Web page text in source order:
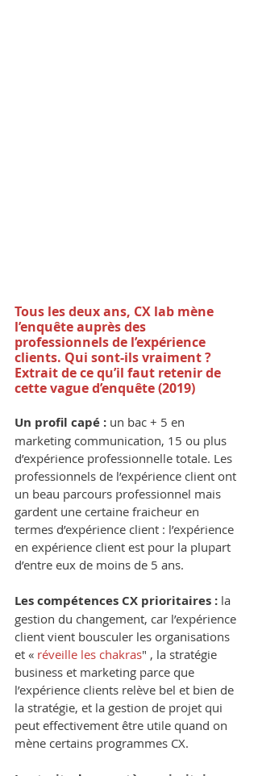
Tous les deux ans, CX lab mène
l’enquête auprès des
professionnels de l’expérience
clients. Qui sont-ils vraiment ?
Extrait de ce qu’il faut retenir de
cette vague d’enquête (2019)
Un profil capé : un bac + 5 en
marketing communication, 15 ou plus
d’expérience professionnelle totale. Les
professionnels de l’expérience client ont
un beau parcours professionnel mais
gardent une certaine fraicheur en
termes d’expérience client : l’expérience
en expérience client est pour la plupart
d’entre eux de moins de 5 ans.
Les compétences CX prioritaires : la
gestion du changement, car l’expérience
client vient bousculer les organisations
et « réveille les chakras" , la stratégie
business et marketing parce que
l’expérience clients relève bel et bien de
la stratégie, et la gestion de projet qui
peut effectivement être utile quand on
mène certains programmes CX.